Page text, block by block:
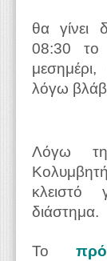
θα γίνει
08:30 το
λόγω
Λόγω
διάστημα.
Το